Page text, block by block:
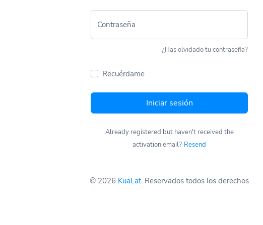
Contraseña
¿Has olvidado tu contraseña?
Recuérdame
Iniciar sesión
Already registered but haven't received the
activation email? Resend
© 2026 KuaLat. Reservados todos los derechos